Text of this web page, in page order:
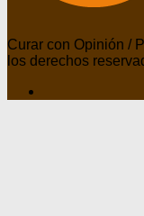
Curar con Opinión /
los derechos